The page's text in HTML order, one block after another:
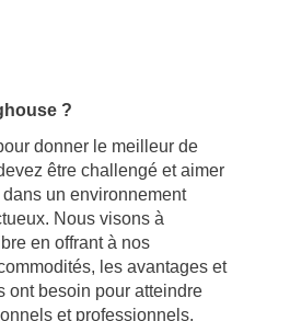
?
donner le meilleur de
être challengé et aimer
un environnement
Nous visons à
en offrant à nos
les avantages et
ont besoin pour atteindre
et professionnels.